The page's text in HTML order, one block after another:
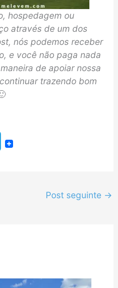
hospedagem ou
através de um dos
nós podemos receber
e você não paga nada
de apoiar nossa
trazendo bom
T
Post seguinte →